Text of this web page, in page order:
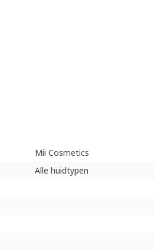
Mii Cosmetics
Alle huidtypen